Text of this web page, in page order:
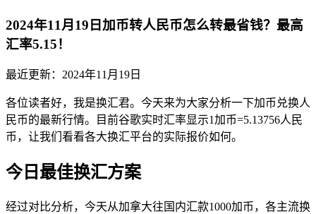
2024年11月19日加币转人民币怎么转最省钱？最高
汇率5.15！
最近更新： 2024年11月19日
各位读者好，我是换汇君。今天来为大家分析一下加币兑换人
民币的最新行情。目前谷歌实时汇率显示1加币=5.13756人民
币，让我们看看各大换汇平台的实际报价如何。
今日最佳换汇方案
经过对比分析，今天从加拿大往国内汇款1000加币，各主流换